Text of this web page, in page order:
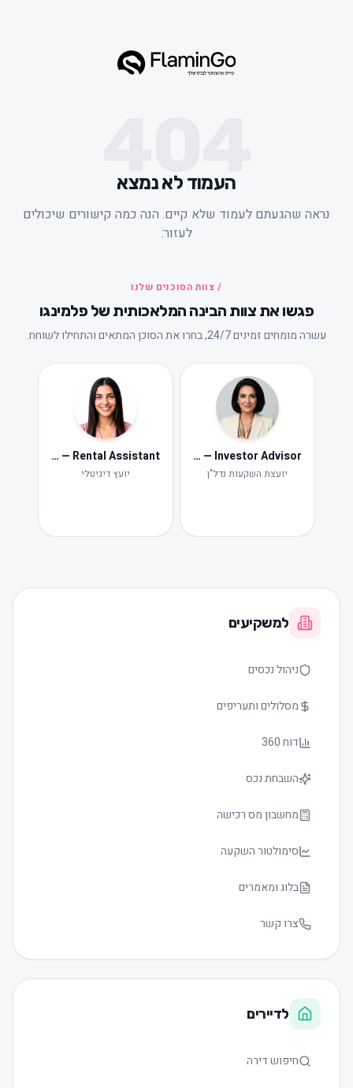
העמוד לא נמצא
שהגעתם לעמוד שלא קיים. הנה כמה קישורים שיכולים
לעזור:
/ צוות הסוכנים שלנו
פגשו את צוות הבינה המלאכותית של פלמינגו
עשרה מומחים זמינים 24/7, בחרו את הסוכן המתאים והתחילו לשוחח.
Iris — Investor Advisor
יועצת השקעות נדל"ן
Neta — Rental Assistant
יועץ דיגיטלי
למשקיעים
ניהול נכסים
מסלולים ותעריפים
דוח 360
השבחת נכס
מחשבון מס רכישה
סימולטור השקעה
בלוג ומאמרים
צרו קשר
לדיירים
חיפוש דירה